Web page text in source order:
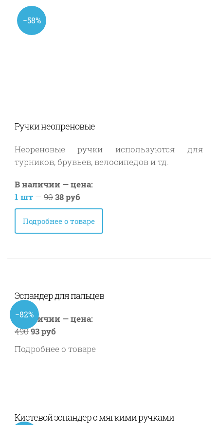
−58%
Ручки неопреновые
Неореновые ручки используются для
турников, брувьев, велосипедов и тд.
В наличии — цена:
1 шт — 9038 руб
Подробнее о товаре
−82%
Эспандер для пальцев
В наличии — цена:
49093 руб
Подробнее о товаре
Кистевой эспандер с мягкими ручками